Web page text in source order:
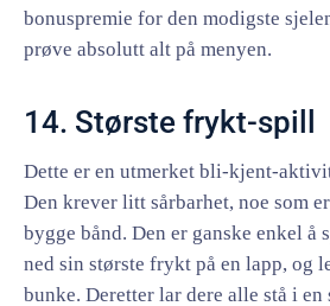
bonuspremie for den modigste
prøve absolutt alt på menyen.
14. Største frykt-spill
Dette er en utmerket bli-kjent-
Den krever litt sårbarhet, noe som
bygge bånd. Den er ganske enkel å
ned sin største frykt på en lapp, og
bunke. Deretter lar dere alle stå i